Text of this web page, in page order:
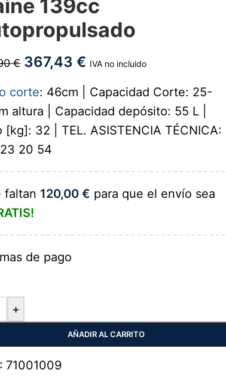
139cc
€ 367,43€ IVA no incluido
corte: 46cm | Capacidad Corte: 25-
altura | Capacidad depósito: 55 L |
[kg]: 32 | TEL. ASISTENCIA TÉCNICA:
20 54
faltan 120,00€ para que el envío sea
+
AÑADIR AL CARRITO
71001009